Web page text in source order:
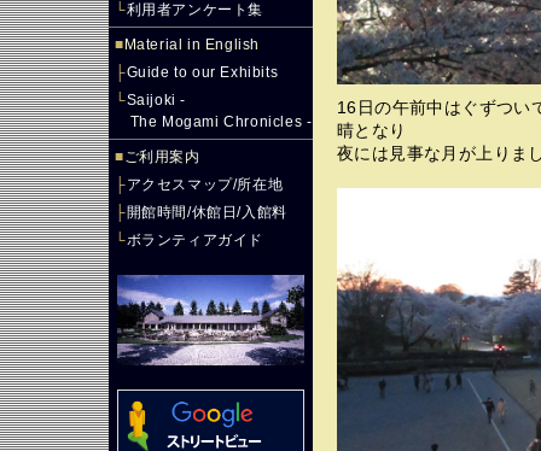
└利用者アンケート集
■ Material in English
├Guide to our Exhibits
└Saijoki -
The Mogami Chronicles -
■ご利用案内
├アクセスマップ/所在地
├開館時間/休館日/入館料
└ボランティアガイド
16日の午前中はぐずつい
晴となり
夜には見事な月が上りま